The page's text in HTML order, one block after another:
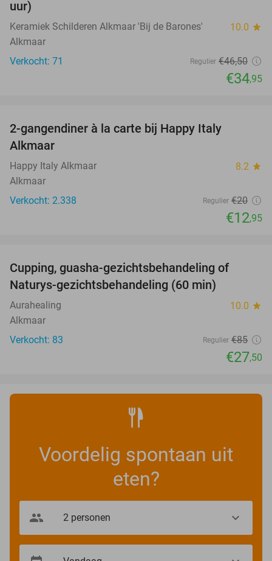
uur)
Keramiek Schilderen Alkmaar 'Bij de Barones' 10.0 star
Alkmaar
Verkocht: 71
Regulier €46,50
€34,95
2-gangendiner à la carte bij Happy Italy
Alkmaar
Happy Italy Alkmaar 8.2 star
Alkmaar
Verkocht: 2.338
Regulier €20
€12,95
Cupping, guasha-gezichtsbehandeling of
Naturys-gezichtsbehandeling (60 min)
Aurahealing 10.0 star
Alkmaar
Verkocht: 83
Regulier €85
€27,50
Voordelig spontaan uit
eten?